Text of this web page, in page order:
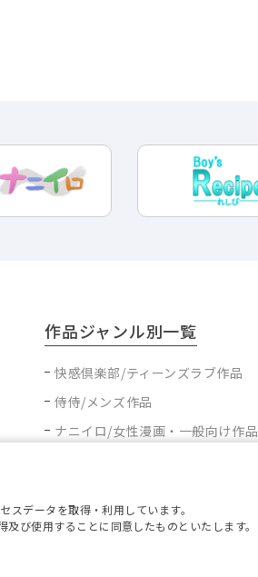
作品ジャンル別一覧
快感倶楽部/ティーンズラブ作品
侍侍/メンズ作品
ナニイロ/女性漫画・一般向け作品
データを取得・利用しています。
び使用することに同意したものといたします。